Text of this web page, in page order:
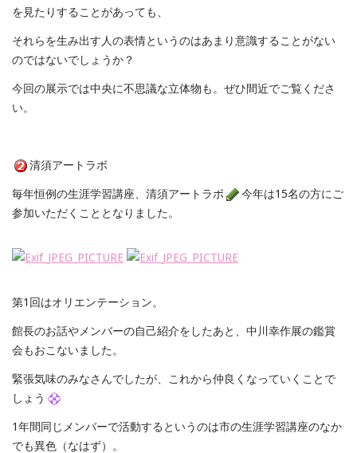
を見たりすることがあっても、
それらを生み出す人の表情というのはあまり意識することがない
のではないでしょうか？
今回の展示では中央に不思議な立体物も。ぜひ間近でご覧くださ
い。
清須アートラボ
毎年恒例の生涯学習講座、清須アートラボ
今年は15名の方にご
参加いただくこととなりました。
第1回はオリエンテーション。
館長のお話やメンバーの自己紹介をしたあと、中川幸作展の鑑賞
会もおこないました。
緊張気味のみなさんでしたが、これから仲良くなっていくことで
しょう
1年間同じメンバーで活動するというのは市の生涯学習講座のなか
でも異色（なはず）。